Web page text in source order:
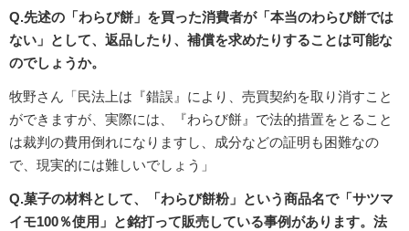
Q.先述の「わらび餅」を買った消費者が「本当のわらび餅では
ない」として、返品したり、補償を求めたりすることは可能な
のでしょうか。
牧野さん「民法上は『錯誤』により、売買契約を取り消すこと
ができますが、実際には、『わらび餅』で法的措置をとること
は裁判の費用倒れになりますし、成分などの証明も困難なの
で、現実的には難しいでしょう」
Q.菓子の材料として、「わらび餅粉」という商品名で「サツマ
イモ100％使用」と銘打って販売している事例があります。法